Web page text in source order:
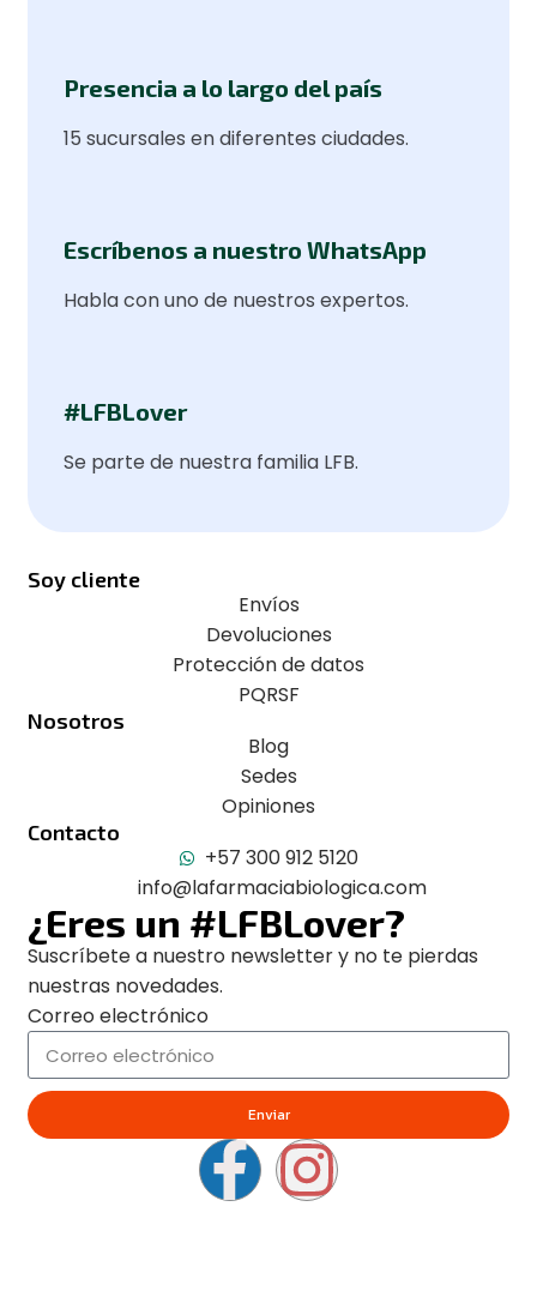
Presencia a lo largo del país
15 sucursales en diferentes ciudades.
Escríbenos a nuestro WhatsApp
Habla con uno de nuestros expertos.
#LFBLover
Se parte de nuestra familia LFB.
Soy cliente
Envíos
Devoluciones
Protección de datos
PQRSF
Nosotros
Blog
Sedes
Opiniones
Contacto
+57 300 912 5120
info@lafarmaciabiologica.com
¿Eres un #LFBLover?
Suscríbete a nuestro newsletter y no te pierdas
nuestras novedades.
Correo electrónico
Enviar